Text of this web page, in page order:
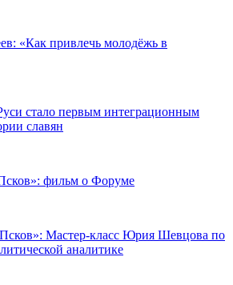
«Как привлечь молодёжь в
стало первым интеграционным
славян
фильм о Форуме
Мастер-класс Юрия Шевцова по
аналитике